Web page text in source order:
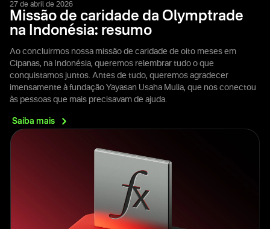
27 de abril de 2026
Missão de caridade da Olymptrade
na Indonésia: resumo
Ao concluirmos nossa missão de caridade de oito meses em
Cipanas, na Indonésia, queremos relembrar tudo o que
conquistamos juntos. Antes de tudo, queremos agradecer
imensamente à fundação Yayasan Usaha Mulia, que nos conectou
às pessoas que mais precisavam de ajuda.
Saiba mais